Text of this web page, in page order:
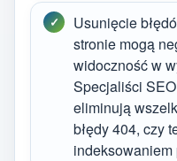
Usunięcie
stronie mogą
widoczność w
Specjaliści
eliminują
błędy 404, czy